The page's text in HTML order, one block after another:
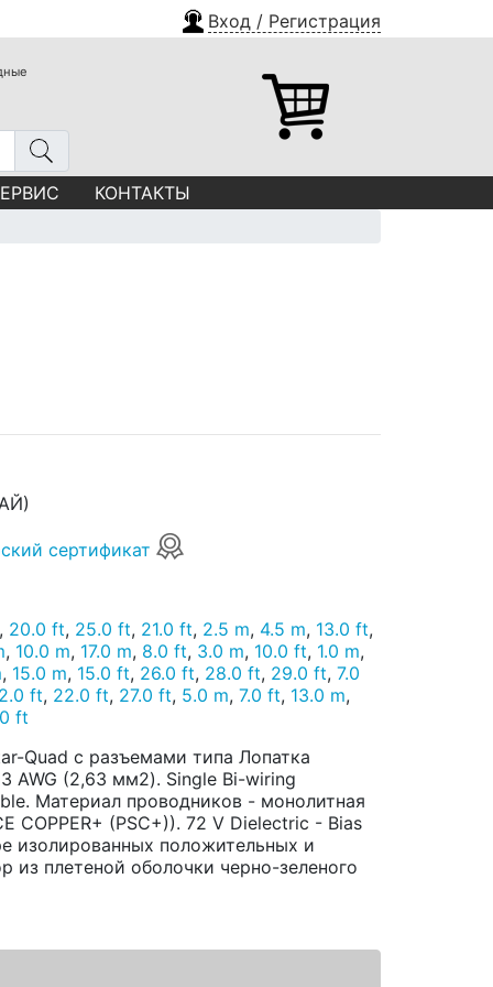
Вход / Регистрация
КОНТАКТЫ
сертификат
, 20.0 ft, 25.0 ft, 21.0 ft, 2.5 m, 4.5 m, 13.0 ft,
, 10.0 m, 17.0 m, 8.0 ft, 3.0 m, 10.0 ft, 1.0 m,
, 15.0 m, 15.0 ft, 26.0 ft, 28.0 ft, 29.0 ft, 7.0
ft, 22.0 ft, 27.0 ft, 5.0 m, 7.0 ft, 13.0 m,
ft
Quad с разъемами типа Лопатка
AWG (2,63 мм2). Single Bi-wiring
Материал проводников - монолитная
COPPER+ (PSC+)). 72 V Dielectric - Bias
изолированных положительных и
из плетеной оболочки черно-зеленого